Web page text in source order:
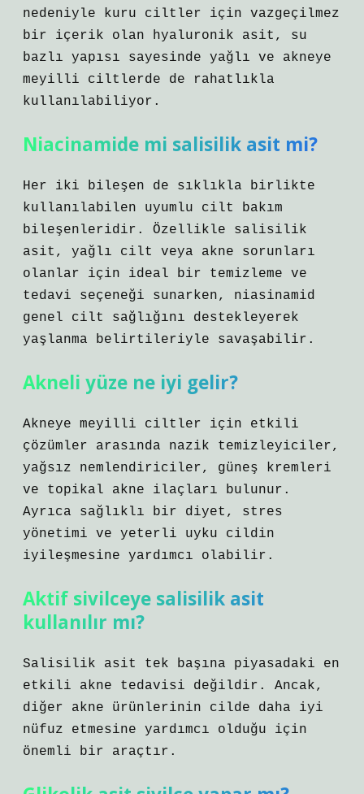
nedeniyle kuru ciltler için vazgeçilmez
bir içerik olan hyaluronik asit, su
bazlı yapısı sayesinde yağlı ve akneye
meyilli ciltlerde de rahatlıkla
kullanılabiliyor.
Niacinamide mi salisilik asit mi?
Her iki bileşen de sıklıkla birlikte
kullanılabilen uyumlu cilt bakım
bileşenleridir. Özellikle salisilik
asit, yağlı cilt veya akne sorunları
olanlar için ideal bir temizleme ve
tedavi seçeneği sunarken, niasinamid
genel cilt sağlığını destekleyerek
yaşlanma belirtileriyle savaşabilir.
Akneli yüze ne iyi gelir?
Akneye meyilli ciltler için etkili
çözümler arasında nazik temizleyiciler,
yağsız nemlendiriciler, güneş kremleri
ve topikal akne ilaçları bulunur.
Ayrıca sağlıklı bir diyet, stres
yönetimi ve yeterli uyku cildin
iyileşmesine yardımcı olabilir.
Aktif sivilceye salisilik asit
kullanılır mı?
Salisilik asit tek başına piyasadaki en
etkili akne tedavisi değildir. Ancak,
diğer akne ürünlerinin cilde daha iyi
nüfuz etmesine yardımcı olduğu için
önemli bir araçtır.